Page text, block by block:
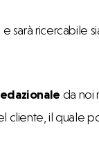
sarà ricercabile
da noi
cliente, il quale